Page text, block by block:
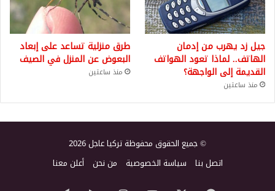
جيل زد يهرب من إدمان
الهاتف.. لماذا تعود الهواتف
القديمة إلى الواجهة؟
منذ ساعتين
طرق منزلية تساعد على إبعاد
البعوض عن المنزل في الصيف
منذ ساعتين
© جميع الحقوق محفوظة تركيا عاجل 2026
اتصل بنا سياسة الخصوصية من نحن أعلن معنا